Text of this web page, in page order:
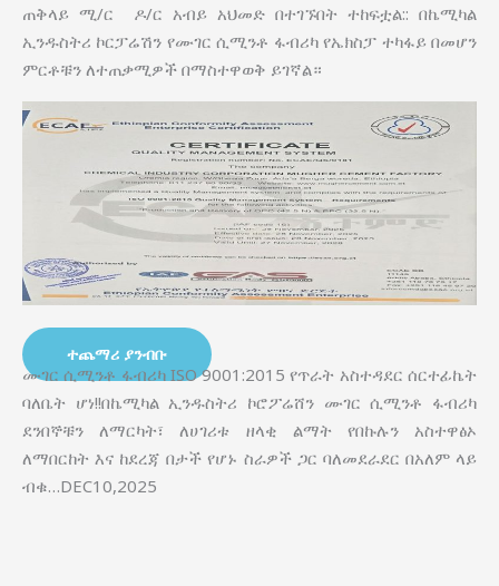
ጠቅላይ ሚ/ር ዶ/ር አብይ አህመድ በተገኙበት ተከፍቷል:: በኬሚካል
ኢንዱስትሪ ኮርፓሬሽን የሙገር ሲሚንቶ ፋብሪካ የኤክስፓ ተካፋይ በመሆን
ምርቶቹን ለተጠቃሚዎች በማስተዋወቅ ይገኛል።
ተጨማሪ ያንብቡ
ሙገር ሲሚንቶ ፋብሪካ ISO 9001:2015 የጥራት አስተዳደር ሰርተፊኬት
ባለቤት ሆነ!!በኬሚካል ኢንዱስትሪ ኮሮፖሬሸን ሙገር ሲሚንቶ ፋብሪካ
ደንበኞቹን ለማርካት፣ ለሀገሪቱ ዘላቂ ልማት የበኩሉን አስተዋፅኦ
ለማበርከት እና ከደረጃ በታች የሆኑ ስራዎች ጋር ባለመደራደር በአለም ላይ
ብቁ…DEC10,2025